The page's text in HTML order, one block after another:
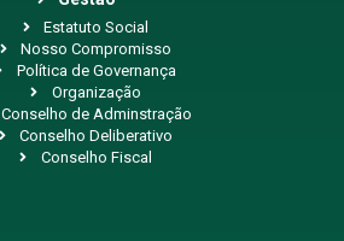
Estatuto Social
Nosso Compromisso
Política de Governança
Organização
Conselho de Adminstração
Conselho Deliberativo
Conselho Fiscal